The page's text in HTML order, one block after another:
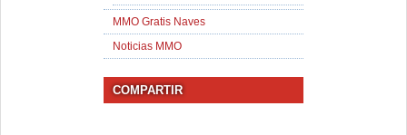
MMO Gratis Naves
Noticias MMO
COMPARTIR